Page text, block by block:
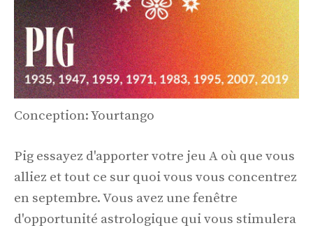
Conception: Yourtango
Pig essayez d'apporter votre jeu A où que vous
alliez et tout ce sur quoi vous vous concentrez
en septembre. Vous avez une fenêtre
d'opportunité astrologique qui vous stimulera